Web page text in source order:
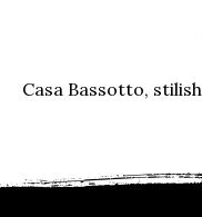
Casa Bassotto,